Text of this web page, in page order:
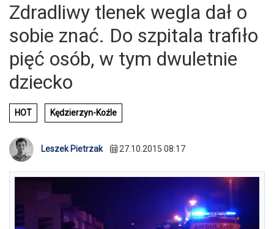
Zdradliwy tlenek wegla dał o
sobie znać. Do szpitala trafiło
pięć osób, w tym dwuletnie
dziecko
HOT Kędzierzyn-Koźle
Leszek Pietrzak 27.10.2015 08:17